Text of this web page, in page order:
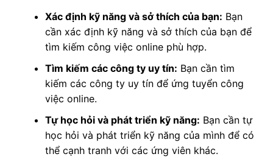
Xác định kỹ năng và sở thích của bạn: Bạn
cần xác định kỹ năng và sở thích của bạn để
tìm kiếm công việc online phù hợp.
Tìm kiếm các công ty uy tín: Bạn cần tìm
kiếm các công ty uy tín để ứng tuyển công
việc online.
Tự học hỏi và phát triển kỹ năng: Bạn cần tự
học hỏi và phát triển kỹ năng của mình để có
thể cạnh tranh với các ứng viên khác.